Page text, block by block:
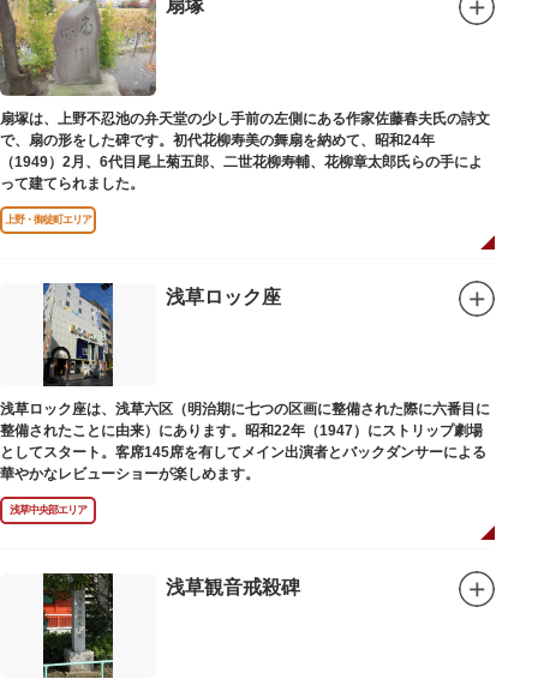
扇塚
扇塚は、上野不忍池の弁天堂の少し手前の左側にある作家佐藤春夫氏の詩文
で、扇の形をした碑です。初代花柳寿美の舞扇を納めて、昭和24年
（1949）2月、6代目尾上菊五郎、二世花柳寿輔、花柳章太郎氏らの手によ
って建てられました。
上野・御徒町エリア
浅草ロック座
浅草ロック座は、浅草六区（明治期に七つの区画に整備された際に六番目に
整備されたことに由来）にあります。昭和22年（1947）にストリップ劇場
としてスタート。客席145席を有してメイン出演者とバックダンサーによる
華やかなレビューショーが楽しめます。
浅草中央部エリア
浅草観音戒殺碑